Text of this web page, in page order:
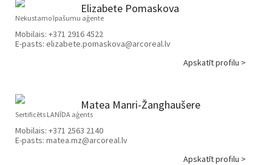
Elizabete Pomaskova
Nekustamo īpašumu aģente
Mobilais: +371 2916 4522
E-pasts: elizabete.pomaskova@arcoreal.lv
Apskatīt profilu >
Matea Manri-Žanghaušere
Sertificēts LANĪDA aģents
Mobilais: +371 2563 2140
E-pasts: matea.mz@arcoreal.lv
Apskatīt profilu >